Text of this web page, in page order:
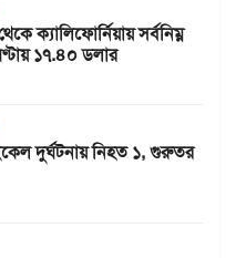
ক্যালিফোর্নিয়ায় সর্বনিম্ন
১৭.৪০ ডলার
দুর্ঘটনায় নিহত ১, গুরুতর